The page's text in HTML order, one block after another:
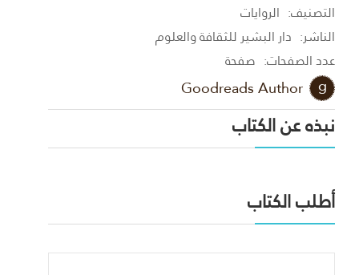
التصنيف: الروايات
الناشر: دار البشير للثقافة والعلوم
عدد الصفحات: صفحة
Goodreads Author
نبذه عن الكتاب
أطلب الكتاب